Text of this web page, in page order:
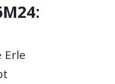
Erle